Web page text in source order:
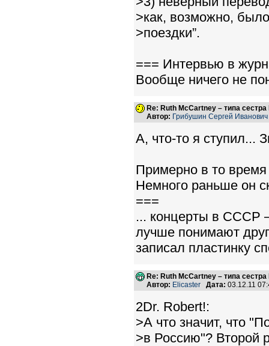
>как, возможно,
>поездки”.
=== Интервью в
Вообще ничего не
Re: Ruth McCartney – типа сестра
Автор: Грибушин Сергей Иванович
А, что-то я ступил...
Примерно в то
Немного раньше он
===
... концерты в СССР
лучше понимают
записал пластинку
Re: Ruth McCartney – типа сестра
Автор: Elicaster Дата: 03.12.11
2Dr. Robert!:
>А что значит, что
>в Россию"? Второй